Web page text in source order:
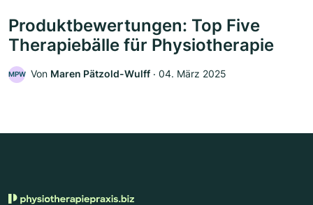
Produktbewertungen: Top Five
Therapiebälle für Physiotherapie
MPW Von Maren Pätzold-Wulff ‧ 04. März 2025